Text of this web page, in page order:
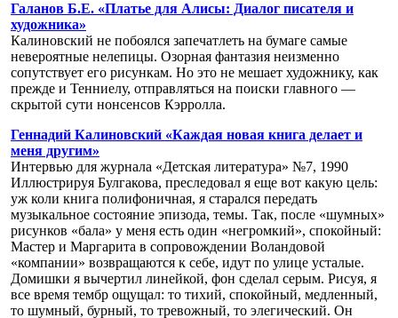
Галанов Б.Е. «Платье для Алисы: Диалог писателя и
художника»
Калиновский не побоялся запечатлеть на бумаге самые
невероятные нелепицы. Озорная фантазия неизменно
сопутствует его рисункам. Но это не мешает художнику, как
прежде и Тенниелу, отправляться на поиски главного —
скрытой сути нонсенсов Кэрролла.
Геннадий Калиновский «Каждая новая книга делает и
меня другим»
Интервью для журнала «Детская литература» №7, 1990
Иллюстрируя Булгакова, преследовал я еще вот какую цель:
уж коли книга полифоничная, я старался передать
музыкальное состояние эпизода, темы. Так, после «шумных»
рисунков «бала» у меня есть один «негромкий», спокойный:
Мастер и Маргарита в сопровождении Воландовой
«компании» возвращаются к себе, идут по улице усталые.
Домишки я вычертил линейкой, фон сделал серым. Рисуя, я
все время тембр ощущал: то тихий, спокойный, медленный,
то шумный, бурный, то тревожный, то элегический. Он